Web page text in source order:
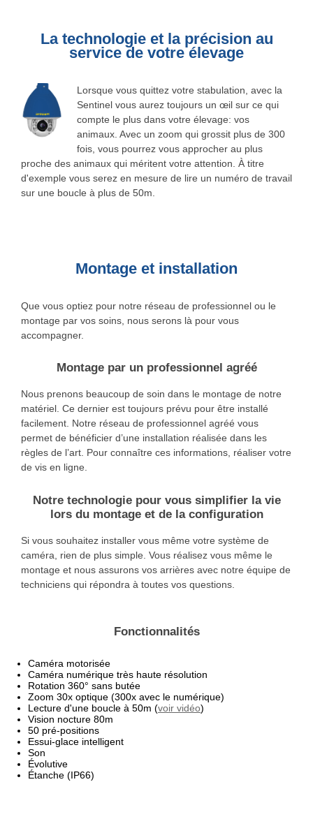
La technologie et la précision au
service de votre élevage
Lorsque vous quittez votre stabulation, avec la
Sentinel vous aurez toujours un œil sur ce qui
compte le plus dans votre élevage: vos
animaux. Avec un zoom qui grossit plus de 300
fois, vous pourrez vous approcher au plus
proche des animaux qui méritent votre attention. À titre
d'exemple vous serez en mesure de lire un numéro de travail
sur une boucle à plus de 50m.
Montage et installation
Que vous optiez pour notre réseau de professionnel ou le
montage par vos soins, nous serons là pour vous
accompagner.
Montage par un professionnel agréé
Nous prenons beaucoup de soin dans le montage de notre
matériel. Ce dernier est toujours prévu pour être installé
facilement. Notre réseau de professionnel agréé vous
permet de bénéficier d’une installation réalisée dans les
règles de l’art. Pour connaître ces informations, réaliser votre
de vis en ligne.
Notre technologie pour vous simplifier la vie
lors du montage et de la configuration
Si vous souhaitez installer vous même votre système de
caméra, rien de plus simple. Vous réalisez vous même le
montage et nous assurons vos arrières avec notre équipe de
techniciens qui répondra à toutes vos questions.
Fonctionnalités
Caméra motorisée
Caméra numérique très haute résolution
Rotation 360° sans butée
Zoom 30x optique (300x avec le numérique)
Lecture d'une boucle à 50m (voir vidéo)
Vision nocture 80m
50 pré-positions
Essui-glace intelligent
Son
Évolutive
Étanche (IP66)